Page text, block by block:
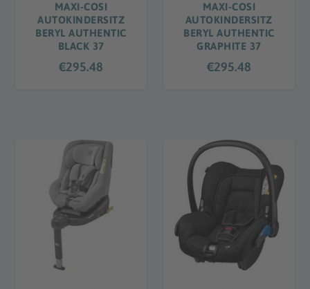
MAXI-COSI
AUTOKINDERSITZ
BERYL AUTHENTIC
BLACK 37
€295.48
MAXI-COSI
AUTOKINDERSITZ
BERYL AUTHENTIC
GRAPHITE 37
€295.48